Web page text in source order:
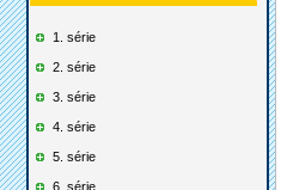
1. série
2. série
3. série
4. série
5. série
6. série